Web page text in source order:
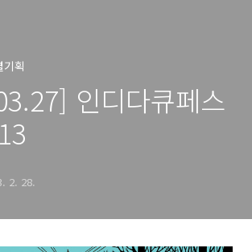
획
인디다큐페스
2. 28.